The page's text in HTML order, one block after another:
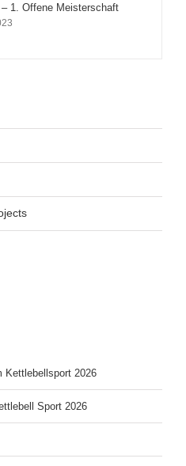
– 1. Offene Meisterschaft
Kettlebellsport 2026
Sport 2026